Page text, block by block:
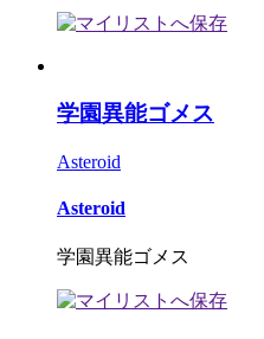
学園異能ゴメス
Asteroid
Asteroid
学園異能ゴメス